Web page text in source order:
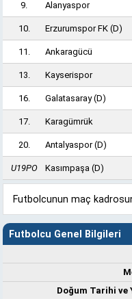
9. Alanyaspor
10. Erzurumspor FK (D)
11. Ankaragücü
13. Kayserispor
16. Galatasaray(D)
17. Karagümrük
20. Antalyaspor(D)
U19PO Kasımpaşa (D)
Futbolcunun maç
Futbolcu Genel Bilgileri
Doğum Tarihi ve